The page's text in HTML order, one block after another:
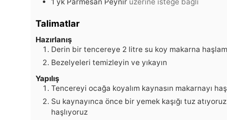
Talimatlar
Hazırlanış
Derin bir tencereye 2 litre su koy makarna
Bezelyeleri temizleyin ve yıkayın
Yapılış
Tencereyi ocağa koyalım kaynasın makarnayı
Su kaynayınca önce bir yemek kaşığı tuz
haşlıyoruz